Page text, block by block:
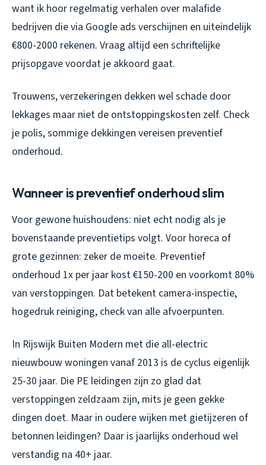
want ik hoor regelmatig verhalen over malafide
bedrijven die via Google ads verschijnen en uiteindelijk
€800-2000 rekenen. Vraag altijd een schriftelijke
prijsopgave voordat je akkoord gaat.
Trouwens, verzekeringen dekken wel schade door
lekkages maar niet de ontstoppingskosten zelf. Check
je polis, sommige dekkingen vereisen preventief
onderhoud.
Wanneer is preventief onderhoud slim
Voor gewone huishoudens: niet echt nodig als je
bovenstaande preventietips volgt. Voor horeca of
grote gezinnen: zeker de moeite. Preventief
onderhoud 1x per jaar kost €150-200 en voorkomt 80%
van verstoppingen. Dat betekent camera-inspectie,
hogedruk reiniging, check van alle afvoerpunten.
In Rijswijk Buiten Modern met die all-electric
nieuwbouw woningen vanaf 2013 is de cyclus eigenlijk
25-30 jaar. Die PE leidingen zijn zo glad dat
verstoppingen zeldzaam zijn, mits je geen gekke
dingen doet. Maar in oudere wijken met gietijzeren of
betonnen leidingen? Daar is jaarlijks onderhoud wel
verstandig na 40+ jaar.